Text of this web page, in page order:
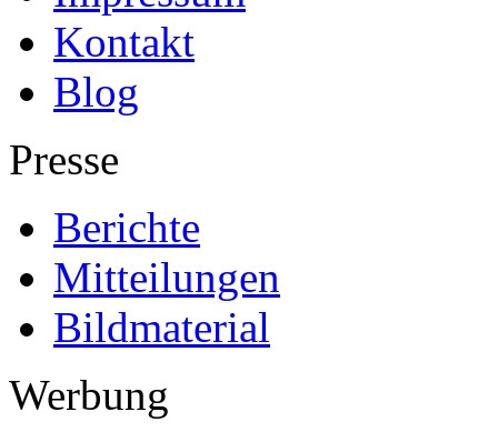
Kontakt
Blog
Presse
Berichte
Mitteilungen
Bildmaterial
Werbung